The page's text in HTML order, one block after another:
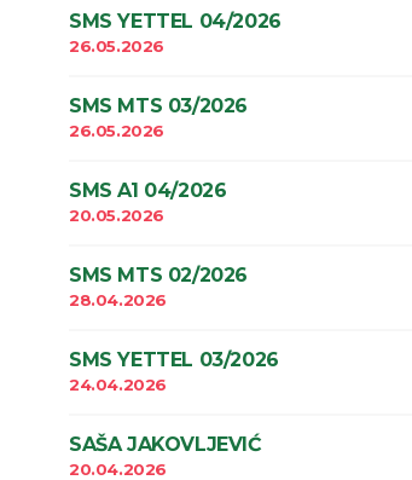
SMS YETTEL 04/2026
26.05.2026
SMS MTS 03/2026
26.05.2026
SMS A1 04/2026
20.05.2026
SMS MTS 02/2026
28.04.2026
SMS YETTEL 03/2026
24.04.2026
SAŠA JAKOVLJEVIĆ
20.04.2026